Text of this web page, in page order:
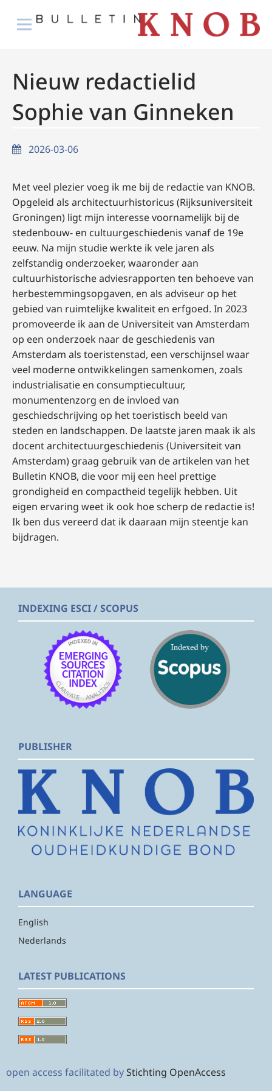
Nieuw redactielid
Sophie van Ginneken
2026-03-06
Met veel plezier voeg ik me bij de redactie van KNOB.
Opgeleid als architectuurhistoricus (Rijksuniversiteit
Groningen) ligt mijn interesse voornamelijk bij de
stedenbouw- en cultuurgeschiedenis vanaf de 19e
eeuw. Na mijn studie werkte ik vele jaren als
zelfstandig onderzoeker, waaronder aan
cultuurhistorische adviesrapporten ten behoeve van
herbestemmingsopgaven, en als adviseur op het
gebied van ruimtelijke kwaliteit en erfgoed. In 2023
promoveerde ik aan de Universiteit van Amsterdam
op een onderzoek naar de geschiedenis van
Amsterdam als toeristenstad, een verschijnsel waar
veel moderne ontwikkelingen samenkomen, zoals
industrialisatie en consumptiecultuur,
monumentenzorg en de invloed van
geschiedschrijving op het toeristisch beeld van
steden en landschappen. De laatste jaren maak ik als
docent architectuurgeschiedenis (Universiteit van
Amsterdam) graag gebruik van de artikelen van het
Bulletin KNOB, die voor mij een heel prettige
grondigheid en compactheid tegelijk hebben. Uit
eigen ervaring weet ik ook hoe scherp de redactie is!
Ik ben dus vereerd dat ik daaraan mijn steentje kan
bijdragen.
INDEXING ESCI / SCOPUS
PUBLISHER
LANGUAGE
English
Nederlands
LATEST PUBLICATIONS
open access facilitated byStichting OpenAccess